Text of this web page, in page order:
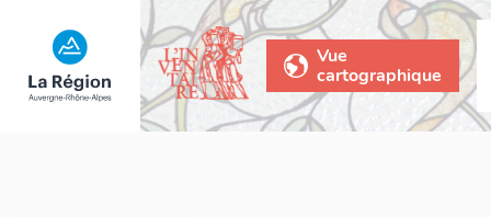
Vue
cartographique